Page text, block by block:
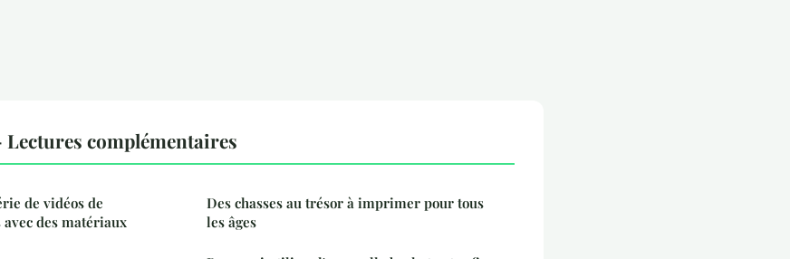
complémentaires
de vidéos de
des matériaux
Des chasses au trésor à imprimer pour tous
les âges